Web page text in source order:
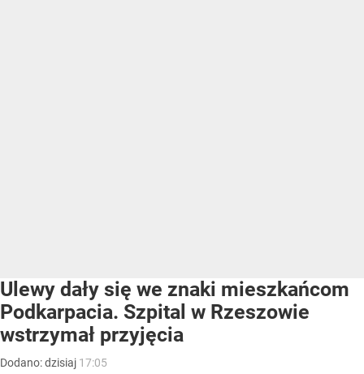
Ulewy dały się we znaki mieszkańcom
Podkarpacia. Szpital w Rzeszowie
wstrzymał przyjęcia
Dodano:dzisiaj 17:05